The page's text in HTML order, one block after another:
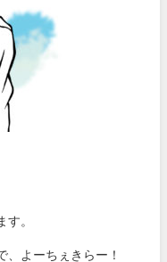
す。
、よーちぇきらー！